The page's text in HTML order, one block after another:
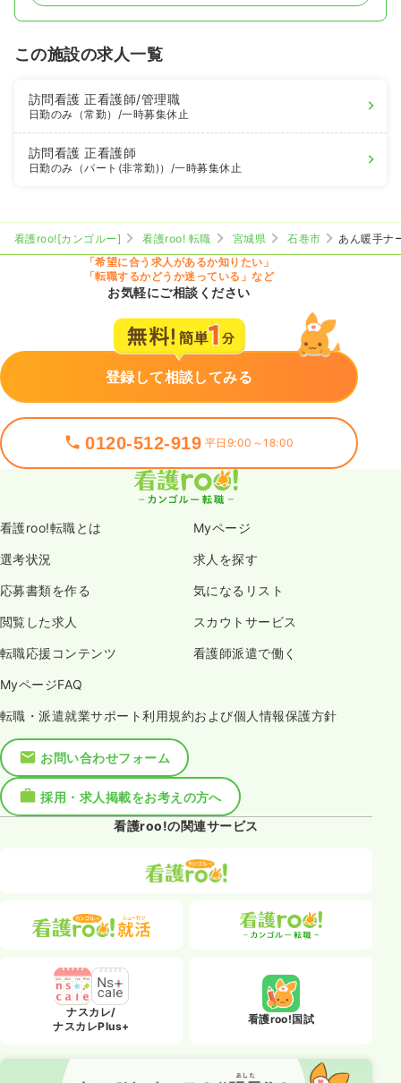
この施設の求人一覧
訪問看護正看護師/管理職
日勤のみ（常勤） /一時募集休止
訪問看護正看護師
日勤のみ（パート(非常勤)） /一時募集休止
看護roo![カンゴルー] 看護roo! 転職 宮城県 石巻市
あん暖手ナ
「希望に合う求人があるか知りたい」
「転職するかどうか迷っている」など
お気軽にご相談ください
登録して相談してみる
0120-512-919 平日9:00～18:00
看護roo!転職とは Myページ
選考状況 求人を探す
応募書類を作る 気になるリスト
閲覧した求人 スカウトサービス
転職応援コンテンツ 看護師派遣で働く
MyページFAQ
転職・派遣就業サポート利用規約および個人情報保護方針
お問い合わせフォーム
採用・求人掲載をお考えの方へ
看護roo!の関連サービス
ナスカレ/
ナスカレPlus+
看護roo!国試